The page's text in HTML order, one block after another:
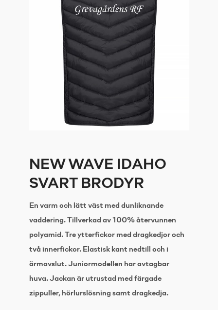
NEW WAVE IDAHO
SVART BRODYR
En varm och lätt väst med dunliknande
vaddering. Tillverkad av 100% återvunnen
polyamid. Tre ytterfickor med dragkedjor och
två innerfickor. Elastisk kant nedtill och i
ärmavslut. Juniormodellen har avtagbar
huva. Jackan är utrustad med färgade
zippuller, hörlurslösning samt dragkedja.